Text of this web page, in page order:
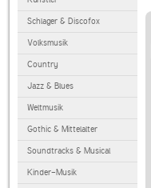
Schlager & Discofox
Volksmusik
Country
Jazz & Blues
Weltmusik
Gothic & Mittelalter
Soundtracks & Musical
Kinder-Musik